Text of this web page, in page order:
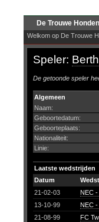
De Trouwe Honden
Welkom op De Trouwe
Speler:
De getoonde speler
Algemeen
Naam:
Geboortedatum:
Geboorteplaats:
Nationaliteit:
Linie:
Laatste wedstrijden
Datum
21-02-03
NEC
13-10-99
NEC -
21-08-99
FC